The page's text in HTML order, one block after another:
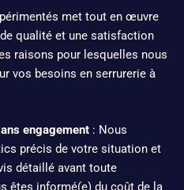
met tout en œuvre
qualité et une satisfaction
raisons pour lesquelles nous
vos besoins en serrurerie à
engagement: Nous
précis de votre situation et
détaillé avant toute
êtes informé(e) du coût de la